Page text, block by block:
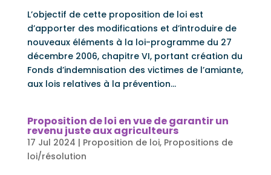
L’objectif de cette proposition de loi est
d’apporter des modifications et d’introduire de
nouveaux éléments à la loi-programme du 27
décembre 2006, chapitre VI, portant création du
Fonds d’indemnisation des victimes de l’amiante,
aux lois relatives à la prévention...
Proposition de loi en vue de garantir un
revenu juste aux agriculteurs
17 Jul 2024 | Proposition de loi, Propositions de
loi/résolution